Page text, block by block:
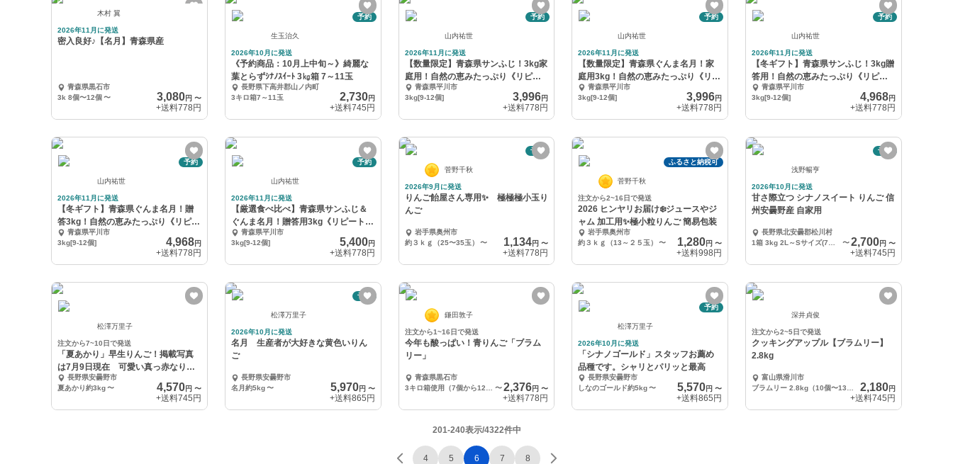
木村 翼
2026年11月に発送
密入良好♪【名月】青森県産
青森県黒石市
3k 8個〜12個 〜 3,080円 〜
+送料778円
予約
生玉治久
2026年10月に発送
《予約商品：10月上中旬～》綺麗な
葉とらずｼﾅﾉｽｲｰﾄ 3㎏箱 7～11玉
長野県下高井郡山ノ内町
3キロ箱7～11玉
2,730円
+送料745円
予約
山内祐世
2026年11月に発送
【数量限定】青森県サンふじ！3kg家
庭用！自然の恵みたっぷり《リピー
ト多数》
青森県平川市
3kg[9-12個]
3,996円
+送料778円
予約
山内祐世
2026年11月に発送
【数量限定】青森県ぐんま名月！家
庭用3kg！自然の恵みたっぷり《リピ
ート多数》
青森県平川市
3kg[9-12個]
3,996円
+送料778円
予約
山内祐世
2026年11月に発送
【冬ギフト】青森県サンふじ！3kg贈
答用！自然の恵みたっぷり《リピー
ト多数》
青森県平川市
3kg[9-12個]
4,968円
+送料778円
予約
山内祐世
2026年11月に発送
【冬ギフト】青森県ぐんま名月！贈
答3kg！自然の恵みたっぷり《リピー
ト多数》
青森県平川市
3kg[9-12個]
4,968円
+送料778円
予約
山内祐世
2026年11月に発送
【厳選食べ比べ】青森県サンふじ＆
ぐんま名月！贈答用3kg《リピート多
数》青森県平川市
3kg[9-12個]
5,400円
+送料778円
予約
菅野千秋
2026年9月に発送
りんご飴屋さん専用✨ 極極極小玉り
んご
岩手県奥州市
約３ｋｇ（25〜35玉）
〜 1,134円〜
+送料778円
ふるさと納税可
菅野千秋
注文から2~16日で発送
2026 ヒンヤリお届け❄️ジュースやジ
ャム 加工用✨極小粒りんご 簡易包装
岩手県奥州市
約３ｋｇ（13～２５玉）
〜 1,280円〜
+送料998円
予約
浅野暢亨
2026年10月に発送
甘さ際立つ シナノスイート りんご 信
州安曇野産 自家用
長野県北安曇郡松川村
〜2,700円 〜
+送料745円
松澤万里子
注文から7~10日で発送
「夏あかり」早生りんご！掲載写真
は7月9日現在 可愛い真っ赤なりん
ご 長野県安曇野市
夏あかり約3kg〜 4,570円 〜
+送料745円
予約
松澤万里子
2026年10月に発送
名月 生産者が大好きな黄色いりん
ご
長野県安曇野市
名月約5kg 〜 5,970円 〜
+送料865円
鎌田敦子
注文から1~16日で発送
今年も酸っぱい！青りんご「ブラム
リー」
青森県黒石市
〜 2,376円〜
+送料778円
予約
松澤万里子
2026年10月に発送
「シナノゴールド」スタッフお薦め
品種です。シャリとパリッと最高
長野県安曇野市
しなのゴールド約5kg 〜 5,570円〜
+送料865円
深井貞俊
注文から2~5日で発送
クッキングアップル【ブラムリー】
2.8kg
富山県滑川市
2,180円
+送料745円
201-240表示/4322件中
4 5 6 7 8